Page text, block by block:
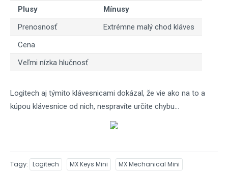
Plusy
Mínusy
Prenosnosť
Extrémne malý chod kláves
Cena
Veľmi nízka hlučnosť
Logitech aj týmito klávesnicami dokázal, že vie ako na to a
kúpou klávesnice od nich, nespravíte určite chybu...
Tagy Logitech MX Keys Mini
MX Mechanical Mini